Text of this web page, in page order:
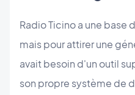
Radio Ticino a une base
mais pour attirer une
avait besoin d'un outil
son propre système de